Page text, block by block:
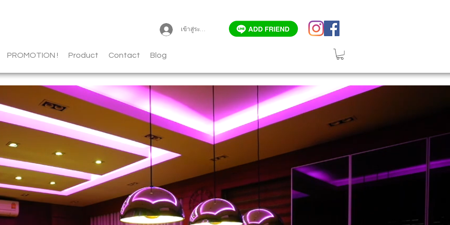
เข้าสู่ระบบ
PROMOTION ! Product Contact Blog